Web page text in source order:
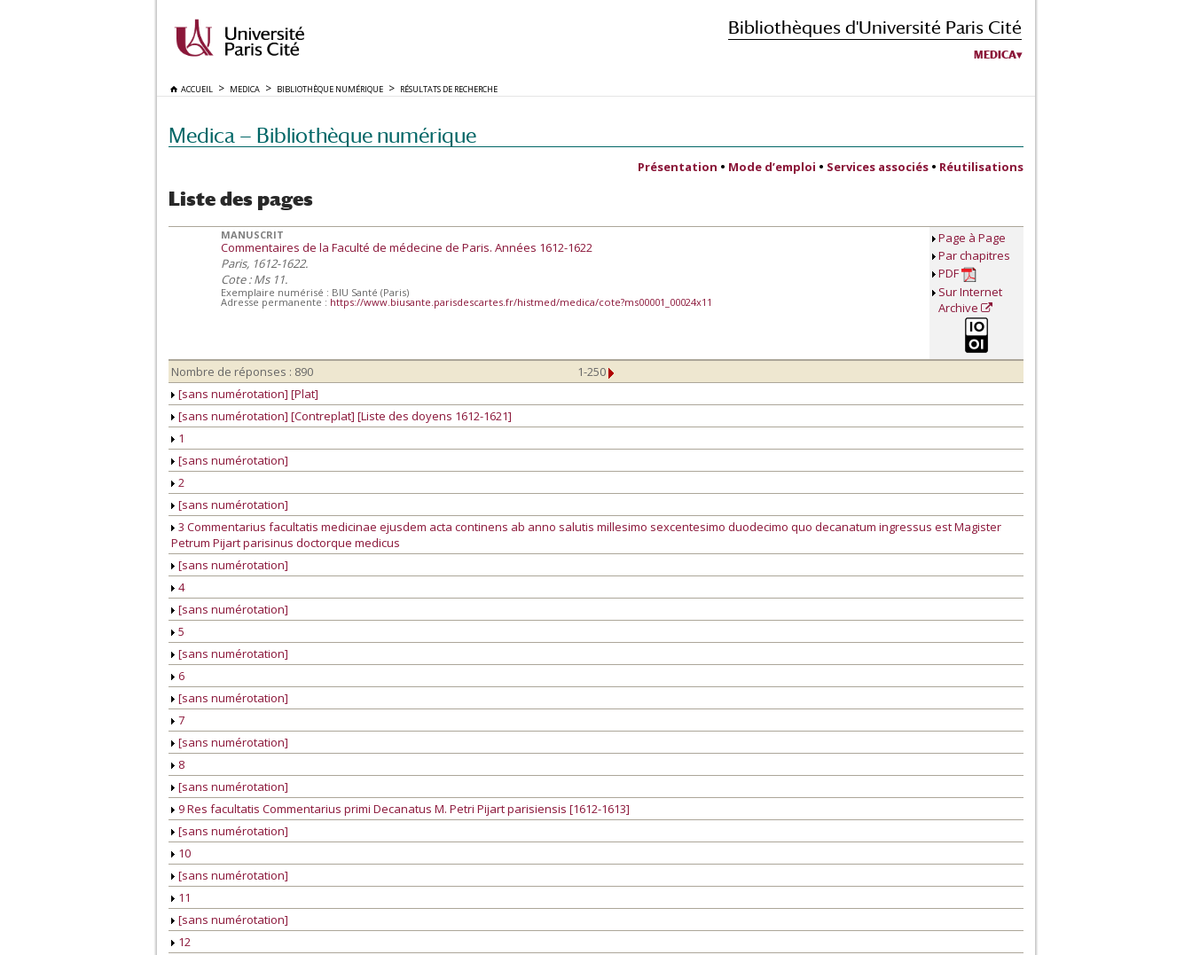
Bibliothèques d'Université Paris Cité
MEDICA
ACCUEIL MEDICA BIBLIOTHÈQUE NUMÉRIQUE RÉSULTATS DE RECHERCHE
Medica — Bibliothèque numérique
Présentation • Mode d’emploi • Services associés • Réutilisations
Liste des pages
MANUSCRIT
Commentaires de la Faculté de médecine de Paris. Années 1612-1622
Paris, 1612-1622.
Cote : Ms 11.
Exemplaire numérisé : BIU Santé (Paris)
Adresse permanente : https://www.biusante.parisdescartes.fr/histmed/medica/cote?ms00001_00024x11
Page à Page
Par chapitres
PDF
Sur Internet
Archive
Nombre de réponses : 890
1-250
[sans numérotation] [Plat]
[sans numérotation] [Contreplat] [Liste des doyens 1612-1621]
1
[sans numérotation]
2
[sans numérotation]
3 Commentarius facultatis medicinae ejusdem acta continens ab anno salutis millesimo sexcentesimo duodecimo quo decanatum ingressus est Magister
Petrum Pijart parisinus doctorque medicus
[sans numérotation]
4
[sans numérotation]
5
[sans numérotation]
6
[sans numérotation]
7
[sans numérotation]
8
[sans numérotation]
9 Res facultatis Commentarius primi Decanatus M. Petri Pijart parisiensis [1612-1613]
[sans numérotation]
10
[sans numérotation]
11
[sans numérotation]
12